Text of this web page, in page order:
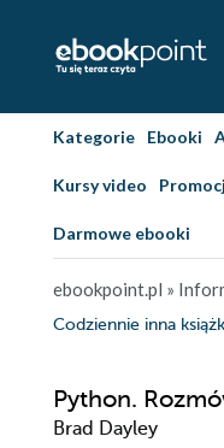
Kategorie Ebooki
Kursy video
Darmowe ebooki
ebookpoint.pl »
Codziennie inna
Python.
Brad Dayley